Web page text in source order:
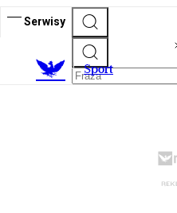
Serwisy
Sport